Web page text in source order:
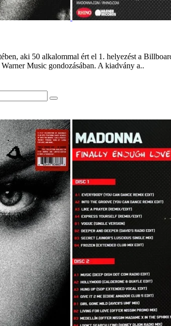
aki 50 alkalommal ért el 1. helyezést a
Music gondozásában. A kiadvány a..